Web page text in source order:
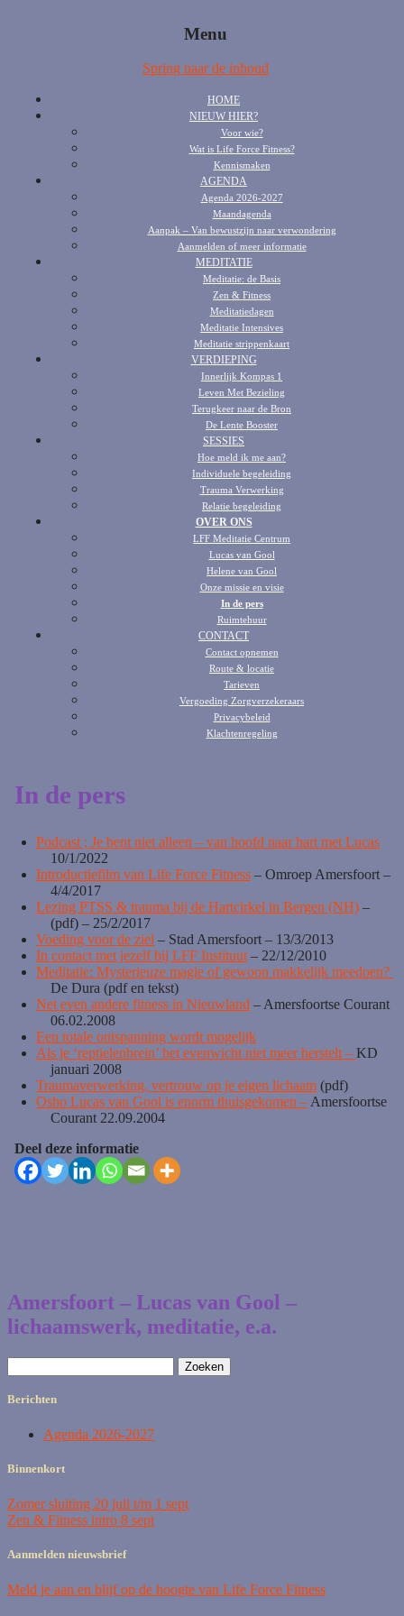
Menu
Spring naar de inhoud
HOME
NIEUW HIER?
Voor wie?
Wat is Life Force Fitness?
Kennismaken
AGENDA
Agenda 2026-2027
Maandagenda
Aanpak – Van bewustzijn naar verwondering
Aanmelden of meer informatie
MEDITATIE
Meditatie: de Basis
Zen & Fitness
Meditatiedagen
Meditatie Intensives
Meditatie strippenkaart
VERDIEPING
Innerlijk Kompas 1
Leven Met Bezieling
Terugkeer naar de Bron
De Lente Booster
SESSIES
Hoe meld ik me aan?
Individuele begeleiding
Trauma Verwerking
Relatie begeleiding
OVER ONS
LFF Meditatie Centrum
Lucas van Gool
Helene van Gool
Onze missie en visie
In de pers
Ruimtehuur
CONTACT
Contact opnemen
Route & locatie
Tarieven
Vergoeding Zorgverzekeraars
Privacybeleid
Klachtenregeling
In de pers
Podcast ; Je bent niet alleen – van hoofd naar hart met Lucas
10/1/2022
Introductiefilm van Life Force Fitness – Omroep Amersfoort –
4/4/2017
Lezing PTSS & trauma bij de Hartcirkel in Bergen (NH) –
(pdf) – 25/2/2017
Voeding voor de ziel – Stad Amersfoort – 13/3/2013
In contact met jezelf bij LFF Instituut – 22/12/2010
Meditatie: Mysterieuze magie of gewoon makkelijk meedoen?
De Dura (pdf en tekst)
Net even andere fitness in Nieuwland – Amersfoortse Courant
06.02.2008
Een totale ontspanning wordt mogelijk
Als je ‘reptielenbrein’ het evenwicht niet meer herstelt – KD
januari 2008
Traumaverwerking, vertrouw op je eigen lichaam (pdf)
Osho Lucas van Gool is enorm thuisgekomen – Amersfoortse
Courant 22.09.2004
Deel deze informatie
Amersfoort – Lucas van Gool –
lichaamswerk, meditatie, e.a.
naar:
Berichten
Agenda 2026-2027
Binnenkort
Zomer sluiting 20 juli t/m 1 sept
Zen & Fitness intro 8 sept
Aanmelden nieuwsbrief
Meld je aan en blijf op de hoogte van Life Force Fitness